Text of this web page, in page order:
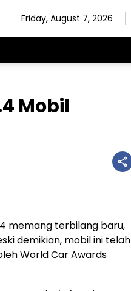
Friday, August 7, 2026
Mobil
memang terbilang baru,
demikian, mobil ini telah
World Car Awards